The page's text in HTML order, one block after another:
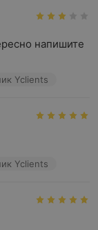
напишите
Yclients
Yclients